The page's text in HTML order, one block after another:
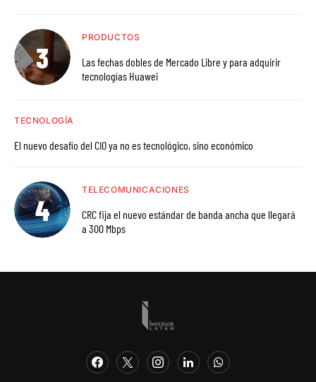
PRODUCTOS
Las fechas dobles de Mercado Libre y para adquirir
tecnologías Huawei
TECNOLOGÍA
El nuevo desafío del CIO ya no es tecnológico, sino económico
TELECOMUNICACIONES
CRC fija el nuevo estándar de banda ancha que llegará
a 300 Mbps